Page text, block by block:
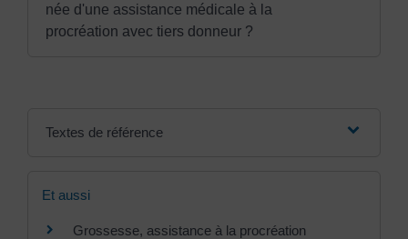
née d'une assistance médicale à la
procréation avec tiers donneur ?
Textes de référence
Et aussi
Grossesse, assistance à la procréation